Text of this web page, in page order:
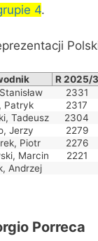
4.
R 2025/3
2331
Patryk
2317
Tadeusz
2304
Jerzy
2279
Piotr
2276
Marcin
2221
Andrzej
Porreca